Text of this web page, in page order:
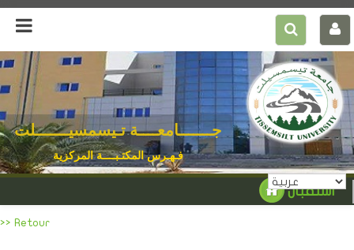
جـــــــامعــــة تـيسمسيـــــــلت
فـهـرس المكتـبــــة المركزية
استقبال
>> Retour